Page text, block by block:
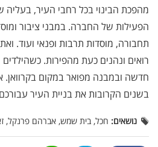
מהפכת הבינוי בכל רחבי העיר,
הפעילות של החברה. במבני ציבור
תחבורה, מוסדות תרבות ופנאי ועוד.
רואים ונהנים כעת מהפירות.
חדשה ובמבנה מפואר במקום בקרוואן.
בשנים הקרובות את בניית העיר
נושאים: חכל, בית שמש, אברהם פרנקל,